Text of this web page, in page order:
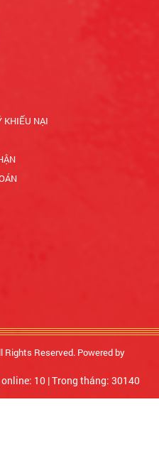
KHIẾU NẠI
Rights Reserved. Powered by
10 |Trong tháng: 30140